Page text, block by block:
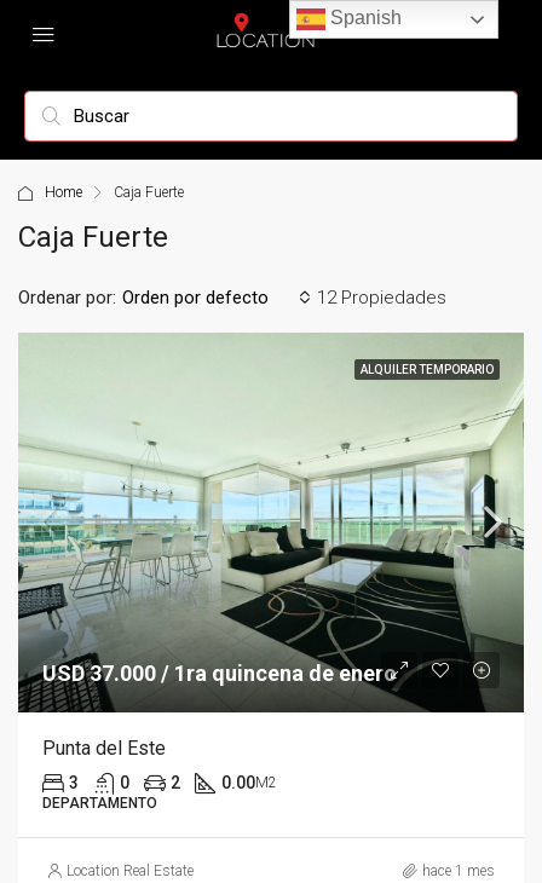
Home Caja Fuerte
Caja Fuerte
12 Propiedades
Ordenar por: Orden por defecto
ALQUILER TEMPORARIO
USD 37.000 / 1ra quincena de enero
Punta del Este
3 0 2 0.00M2
DEPARTAMENTO
Location Real Estate hace 1 mes
Spanish